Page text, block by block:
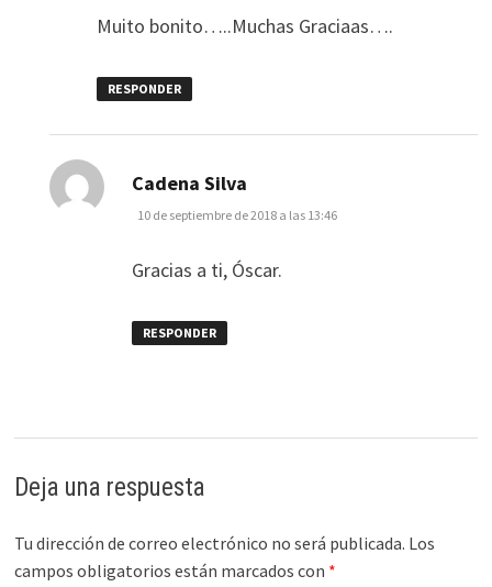
Muito bonito…..Muchas Graciaas….
RESPONDER
Cadena Silva
10 de septiembre de 2018 a las 13:46
Gracias a ti, Óscar.
RESPONDER
Deja una respuesta
Tu dirección de correo electrónico no será publicada. Los
campos obligatorios están marcados con *